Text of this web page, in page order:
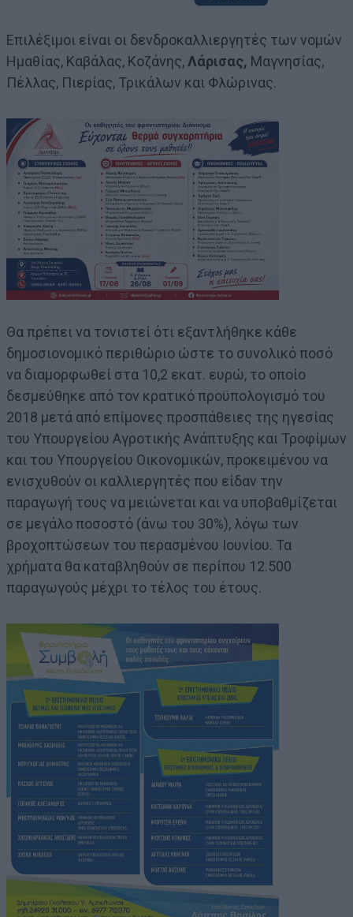
Επιλέξιμοι είναι οι δενδροκαλλιεργητές των νομών
Ημαθίας, Καβάλας, Κοζάνης, Λάρισας, Μαγνησίας,
Πέλλας, Πιερίας, Τρικάλων και Φλώρινας.
Θα πρέπει να τονιστεί ότι εξαντλήθηκε κάθε
δημοσιονομικό περιθώριο ώστε το συνολικό ποσό
να διαμορφωθεί στα 10,2 εκατ. ευρώ, το οποίο
δεσμεύθηκε από τον κρατικό προϋπολογισμό του
2018 μετά από επίμονες προσπάθειες της ηγεσίας
του Υπουργείου Αγροτικής Ανάπτυξης και Τροφίμων
και του Υπουργείου Οικονομικών, προκειμένου να
ενισχυθούν οι καλλιεργητές που είδαν την
παραγωγή τους να μειώνεται και να υποβαθμίζεται
σε μεγάλο ποσοστό (άνω του 30%), λόγω των
βροχοπτώσεων του περασμένου Ιουνίου. Τα
χρήματα θα καταβληθούν σε περίπου 12.500
παραγωγούς μέχρι το τέλος του έτους.